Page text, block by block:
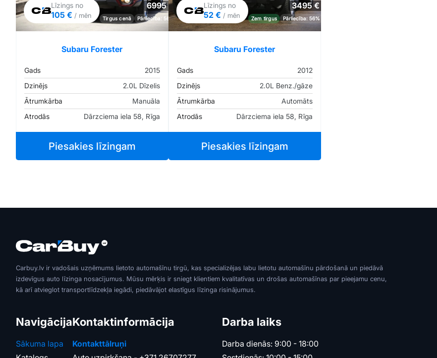
Līzings no
105 € / mēn
6995 €
Tirgus cenā Pārliecība: 56%
Subaru Forester
Gads
2015
Dzinējs
2.0L Dīzelis
Ātrumkārba
Manuāla
Atrodās
Dārzciema iela 58, Rīga
Piesakies līzingam
Līzings no
52 € / mēn
3495 €
Zem tirgus Pārliecība: 56%
Subaru Forester
Gads
2012
Dzinējs
2.0L Benz./gāze
Ātrumkārba
Automāts
Atrodās
Dārzciema iela 58, Rīga
Piesakies līzingam
Carbuy.lv ir vadošais uzņēmums lietoto automašīnu tirgū, kas specializējas labu lietotu automašīnu pārdošanā un piedāvā
izdevīgus auto līzinga nosacījumus. Mūsu mērķis ir sniegt klientiem kvalitatīvas un drošas automašīnas par pieejamu cenu,
kā arī atvieglot transportlīdzekļa iegādi, piedāvājot elastīgus līzinga risinājumus.
Navigācija
Sākuma lapa
Kontaktinformācija
Kontakttālruņi
Darba laiks
Darba dienās: 9:00 - 18:00